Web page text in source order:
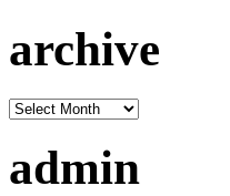
archive
admin